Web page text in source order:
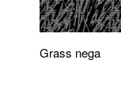
Grass nega